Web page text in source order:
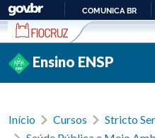
Ir para conteúdo COMUNICA BR
Ensino ENSP
Início Cursos
Stricto